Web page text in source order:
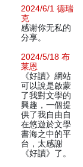
2024/6/1 德瑞
克
感谢你无私的
分享。
2024/5/18 布
莱恩
《好讀》網站
可以說是啟蒙
了我對文學的
興趣，一個提
供了我自由自
在悠遊於文學
書海之中的平
台，太感謝
《好讀》了。